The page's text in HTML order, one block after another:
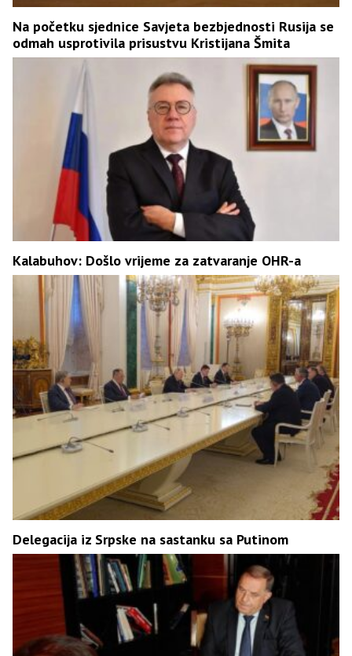
Na početku sjednice Savjeta bezbjednosti Rusija se
odmah usprotivila prisustvu Kristijana Šmita
Kalabuhov: Došlo vrijeme za zatvaranje OHR-a
Delegacija iz Srpske na sastanku sa Putinom